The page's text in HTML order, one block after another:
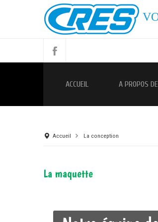
ACCUEIL A PROPOS
Accueil La conception
La maquette